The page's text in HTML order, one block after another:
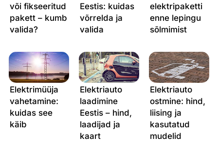
või fikseeritud
pakett – kumb
valida?
Eestis: kuidas
võrrelda ja
valida
elektripaketti
enne lepingu
sõlmimist
Elektrimüüja
vahetamine:
kuidas see
käib
Elektriauto
laadimine
Eestis – hind,
laadijad ja
kaart
Elektriauto
ostmine: hind,
liising ja
kasutatud
mudelid